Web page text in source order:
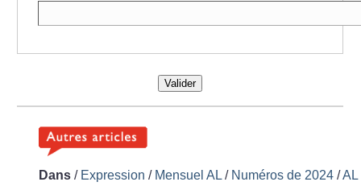
Valider
Dans / Expression / Mensuel AL / Numéros de 2024 /AL